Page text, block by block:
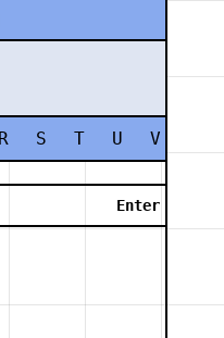
R S T U V